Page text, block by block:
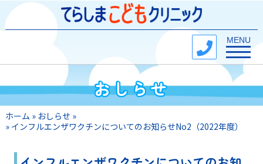
Toggle
MENU
おしらせ
ホーム » おしらせ »
» インフルエンザワクチンについてのお知らせNo2（2022年度）